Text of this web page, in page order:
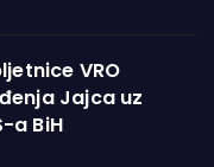
VRO
Jajca uz
a BiH